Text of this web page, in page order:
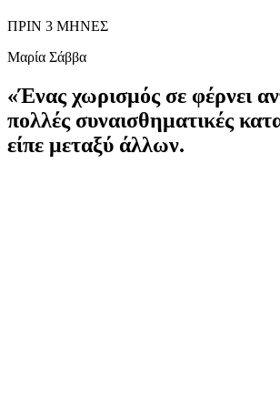
ΠΡΙΝ 3 ΜΗΝΕΣ
Μαρία Σάββα
«Ένας χωρισμός σε φέρνει
πολλές συναισθηματικές
είπε μεταξύ άλλων.